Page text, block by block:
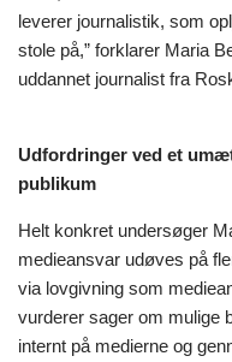
leverer journalistik, som
stole på,” forklarer Maria
uddannet journalist fra
Udfordringer ved et
publikum
Helt konkret undersøger
medieansvar udøves på
via lovgivning som
vurderer sager om mulige
internt på medierne og